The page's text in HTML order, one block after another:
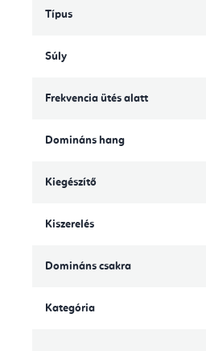
Típus
Súly
Frekvencia ütés alatt
Domináns hang
Kiegészítő
Kiszerelés
Domináns csakra
Kategória